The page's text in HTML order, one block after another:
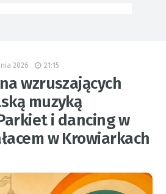
2026 21:15
wzruszających
muzyką
i dancing w
w Krowiarkach